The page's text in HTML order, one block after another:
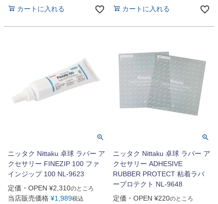
カートに入れる カートに入れる
ニッタク Nittaku 卓球 ラバー ア
クセサリー FINEZIP 100 ファ
インジップ 100 NL-9623
定価・OPEN ¥2,310のところ
当店販売価格 ¥1,989税込
ニッタク Nittaku 卓球 ラバー ア
クセサリー ADHESIVE
RUBBER PROTECT 粘着ラバ
ープロテクト NL-9648
定価・OPEN ¥220のところ